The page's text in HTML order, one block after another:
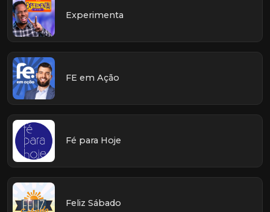
Experimenta
FE em Ação
Fé para Hoje
Feliz Sábado